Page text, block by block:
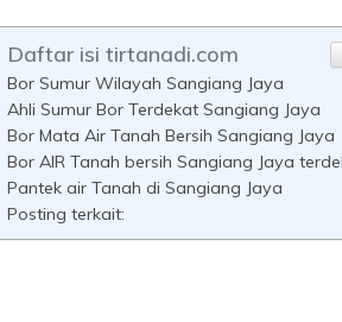
Daftar isi tirtanadi.com
Bor Sumur Wilayah Sangiang Jaya
Ahli Sumur Bor Terdekat Sangiang Jaya
Bor Mata Air Tanah Bersih Sangiang Jaya
Bor AIR Tanah bersih Sangiang Jaya
Pantek air Tanah di Sangiang Jaya
Posting terkait: